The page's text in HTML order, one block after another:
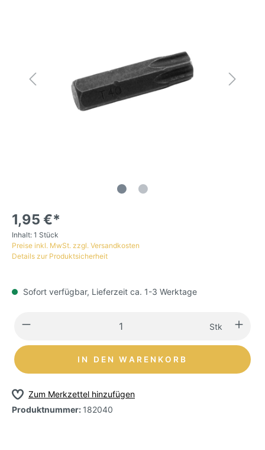
1,95 €*
Inhalt: 1 Stück
Preise inkl. MwSt. zzgl. Versandkosten
Details zur Produktsicherheit
Sofort verfügbar, Lieferzeit ca. 1-3 Werktage
Stk
IN DEN WARENKORB
Zum Merkzettel hinzufügen
Produktnummer: 182040